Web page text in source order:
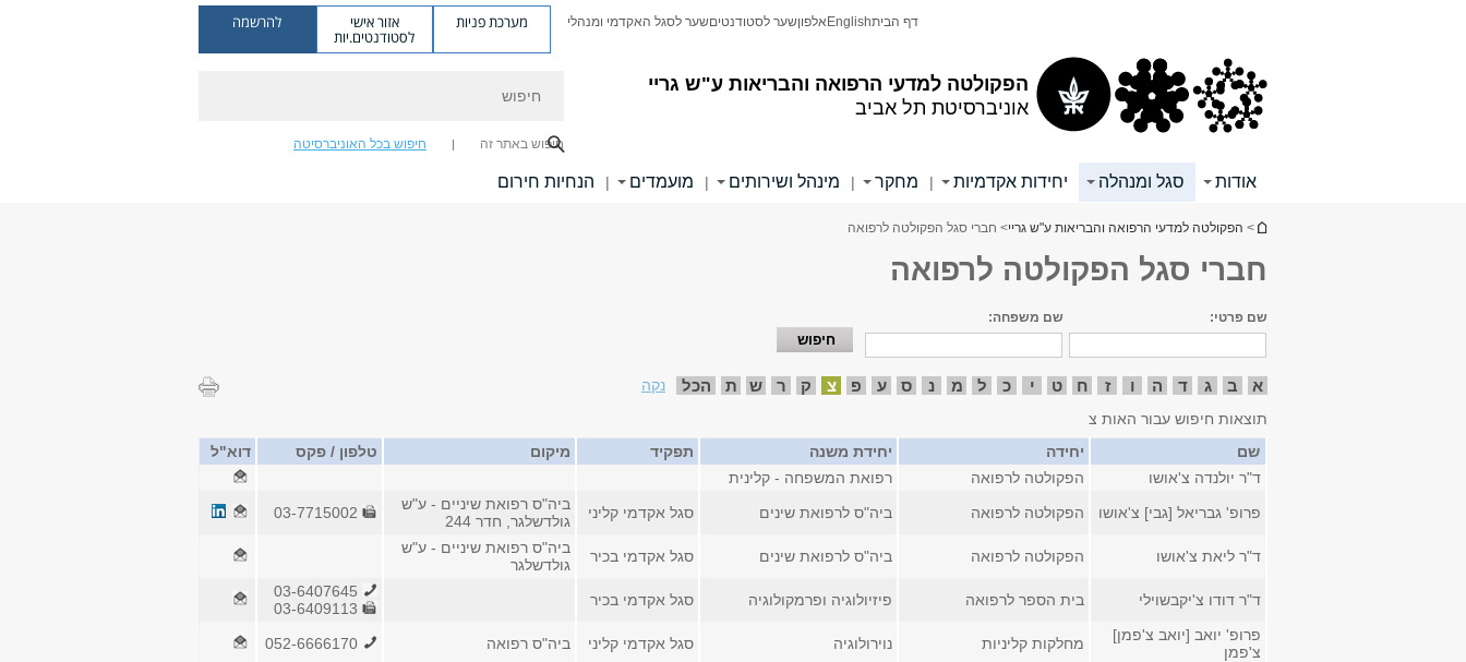
הפקולטה למדעי הרפואה והבריאות ע"ש גריי
אוניברסיטת תל אביב
דף הביתEnglish אלפוןשער לסטודנטיםשער לסגל האקדמי ומנהלי מערכת פניות אזור אישי
לסטודנטים.יות
להרשמה
חיפוש באתר זה חיפוש בכל האוניברסיטה
אודות סגל ומנהלה יחידות אקדמיות | מחקר | מינהל ושירותים | מועמדים | הנחיות חירום
הינך נמצא כאן
> הפקולטה למדעי הרפואה והבריאות ע"ש גריי> חברי סגל הפקולטה לרפואה
חברי סגל הפקולטה לרפואה
שם פרטי: שם משפחה:
א ב ג ד ה ו ז ח ט י כ ל מ נ ס ע פ צ ק ר ש ת הכל
נקה
תוצאות חיפוש עבור האות צ
שם
יחידה יחידת משנה תפקיד מיקום טלפון / פקס
דוא"ל
ד"ר יולנדה צ'אושו
הפקולטה לרפואה
רפואת המשפחה - קלינית
פרופ' גבריאל [גבי] צ'אושו
הפקולטה לרפואה ביה"ס לרפואת שינים סגל אקדמי קליני
ביה"ס רפואת שיניים - ע"ש
גולדשלגר, חדר 244
ד"ר ליאת צ'אושו הפקולטה לרפואה ביה"ס לרפואת שינים סגל אקדמי בכיר
ביה"ס רפואת שיניים - ע"ש
גולדשלגר
ד"ר דודו צ'יקבשוילי
בית הספר לרפואה פיזיולוגיה ופרמקולוגיה סגל אקדמי בכיר
פרופ' יואב [יואב צ'פמן]
צ'פמן
מחלקות קליניות נוירולוגיה סגל אקדמי קליני ביה"ס רפואה